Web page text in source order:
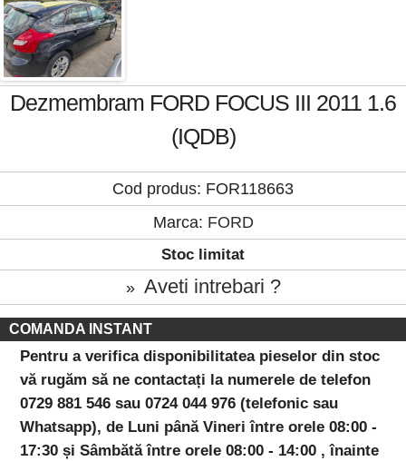
Dezmembram FORD FOCUS III 2011 1.6
(IQDB)
Cod produs: FOR118663
Marca: FORD
Stoc limitat
» Aveti intrebari ?
COMANDA INSTANT
Pentru a verifica disponibilitatea pieselor din stoc
vă rugăm să ne contactați la numerele de telefon
0729 881 546 sau 0724 044 976 (telefonic sau
Whatsapp), de Luni până Vineri între orele 08:00 -
17:30 și Sâmbătă între orele 08:00 - 14:00 , înainte